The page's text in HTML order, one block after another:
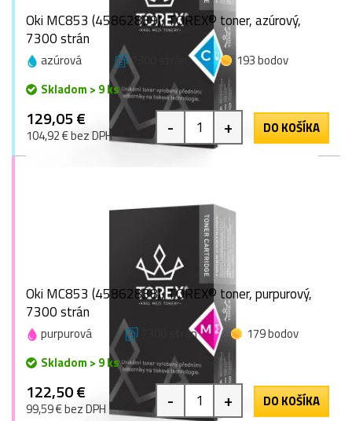
Oki MC853 (45862839), TOREX® toner, azúrový,
7300 strán
azúrová 7300 strán
193 bodov
Skladom > 9 ks
129,05 €
104,92 € bez DPH - + DO KOŠÍKA
Oki MC853 (45862838), TOREX® toner, purpurový,
7300 strán
purpurová 7300 strán
179 bodov
Skladom > 9 ks
122,50 €
99,59 € bez DPH - + DO KOŠÍKA